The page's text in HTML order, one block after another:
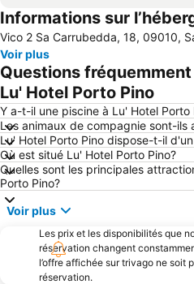
Marina
Is Arenas Bianca
La Selle du Diable
Cala Zafferano
Cala Domestica
Concert de Noël
Monte Claro
Spiaggia Maladroxia
Sa Die De Sa Sardigna
Piazza del Carmine
Castello San Michele
Porto Pino
Informations sur
Vico 2 Sa Carrubedda, 18, 09010,
Voir plus
Questions
Lu' Hotel Porto Pino
Y a-t-il une piscine à Lu' Hotel Porto
Les animaux de compagnie sont-ils
Lu' Hotel Porto Pino dispose-t-il
Où est situé Lu' Hotel Porto Pino?
Quelles sont les principales
Porto Pino?
Voir plus
Les prix et les disponibilités que
réservation changent
l’offre affichée sur trivago ne soit
réservation.